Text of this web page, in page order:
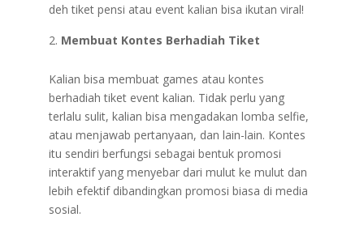
deh tiket pensi atau event kalian bisa ikutan viral!
Membuat Kontes Berhadiah Tiket
Kalian bisa membuat games atau kontes
berhadiah tiket event kalian. Tidak perlu yang
terlalu sulit, kalian bisa mengadakan lomba selfie,
atau menjawab pertanyaan, dan lain-lain. Kontes
itu sendiri berfungsi sebagai bentuk promosi
interaktif yang menyebar dari mulut ke mulut dan
lebih efektif dibandingkan promosi biasa di media
sosial.